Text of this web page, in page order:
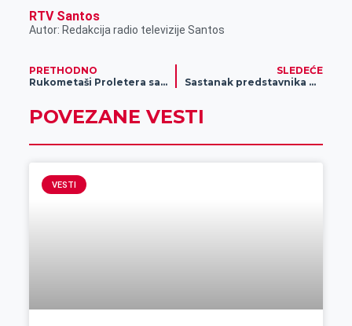
RTV Santos
Autor: Redakcija radio televizije Santos
PRETHODNO
Rukometaši Proletera savladali Novi Pazar sa ubedljivih 42:33
SLEDEĆE
Sastanak predstavnika MUP Srbije – Sektora za vanredne situacije sa čelnicima štabova za vanredne situacije u okrugu – preduprediti rizike od elementarnih nepogoda
POVEZANE VESTI
VESTI